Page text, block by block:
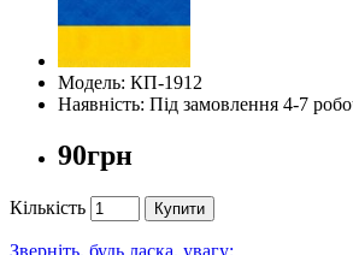
Модель: КП-1912
Наявність: Під замовлення 4-7
90грн
Кількість Купити